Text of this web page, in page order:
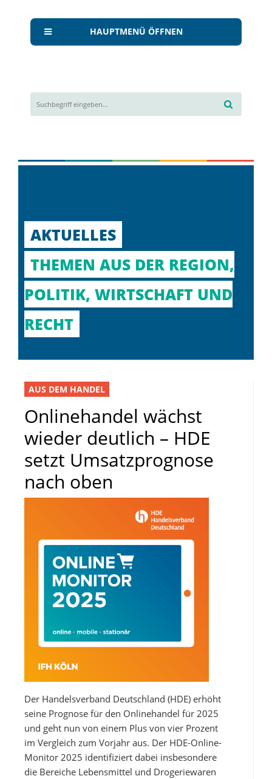
HAUPTMENÜ ÖFFNEN
AKTUELLES
THEMEN AUS DER REGION,
POLITIK, WIRTSCHAFT UND
RECHT
AUS DEM HANDEL
Onlinehandel wächst
wieder deutlich – HDE
setzt Umsatzprognose
nach oben
Der Handelsverband Deutschland (HDE) erhöht
seine Prognose für den Onlinehandel für 2025
und geht nun von einem Plus von vier Prozent
im Vergleich zum Vorjahr aus. Der HDE-Online-
Monitor 2025 identifiziert dabei insbesondere
die Bereiche Lebensmittel und Drogeriewaren